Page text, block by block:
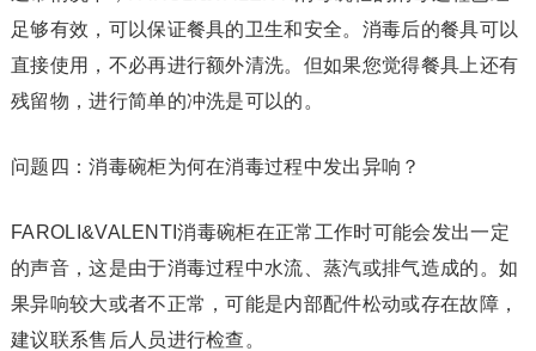
足够有效，可以保证餐具的卫生和安全。消毒后的餐具可以
直接使用，不必再进行额外清洗。但如果您觉得餐具上还有
残留物，进行简单的冲洗是可以的。
问题四：消毒碗柜为何在消毒过程中发出异响？
FAROLI&VALENTI消毒碗柜在正常工作时可能会发出一定
的声音，这是由于消毒过程中水流、蒸汽或排气造成的。如
果异响较大或者不正常，可能是内部配件松动或存在故障，
建议联系售后人员进行检查。